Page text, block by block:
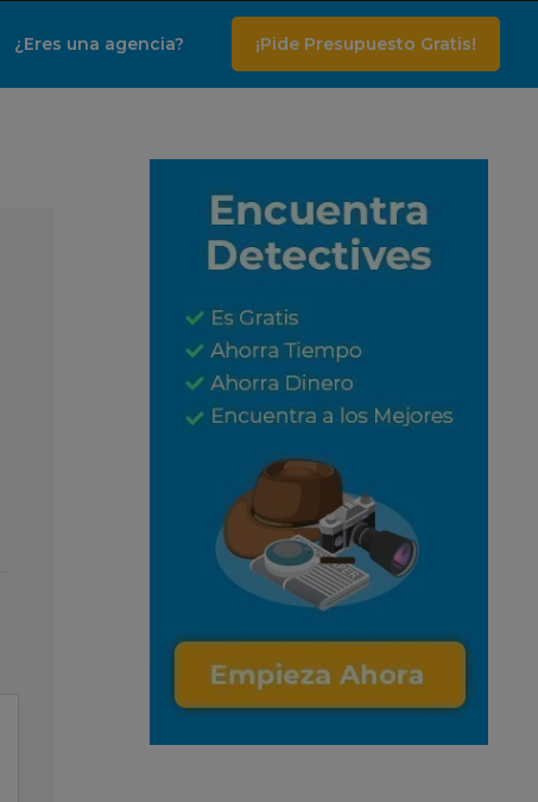
¿Eres una agencia? ¡Pide Presupuesto Gratis!